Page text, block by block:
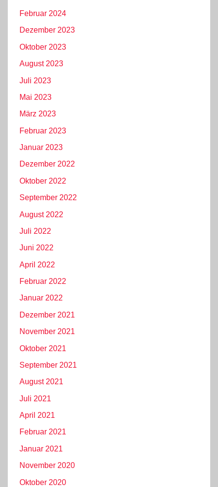
Februar 2024
Dezember 2023
Oktober 2023
August 2023
Juli 2023
Mai 2023
März 2023
Februar 2023
Januar 2023
Dezember 2022
Oktober 2022
September 2022
August 2022
Juli 2022
Juni 2022
April 2022
Februar 2022
Januar 2022
Dezember 2021
November 2021
Oktober 2021
September 2021
August 2021
Juli 2021
April 2021
Februar 2021
Januar 2021
November 2020
Oktober 2020